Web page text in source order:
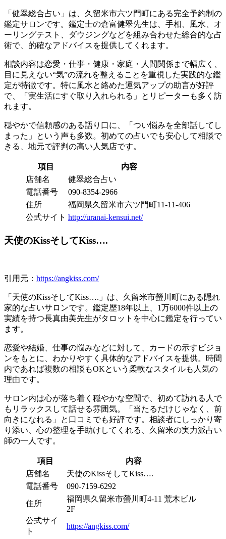
「健翠総合占い」は、久留米市六ツ門町にある完全予約制の
鑑定サロンです。鑑定士の倉富健翠先生は、手相、風水、オ
ーリングテスト、ダウジングなどを組み合わせた総合的な占
術で、的確なアドバイスを提供してくれます。
相談内容は恋愛・仕事・健康・家庭・人間関係まで幅広く、
目に見えない“気”の流れを整えることを重視した実践的な鑑
定が特徴です。特に風水と絡めた運気アップの助言が好評
で、「実生活にすぐ取り入れられる」とリピーターも多く訪
れます。
穏やかで信頼感のある語り口に、「つい悩みを全部話してし
まった」という声も多数。初めての占いでも安心して相談で
きる、地元で評判の高い人気店です。
項目
内容
店舗名
健翠総合占い
電話番号
090-8354-2966
住所
福岡県久留米市六ツ門町11-11-406
公式サイト http://uranai-kensui.net/
天使のKissそしてKiss….
引用元： https://angkiss.com/
「天使のKissそしてKiss….」は、久留米市螢川町にある隠れ
家的な占いサロンです。鑑定歴18年以上、1万6000件以上の
実績を持つ長真由美先生がタロットを中心に鑑定を行ってい
ます。
恋愛や結婚、仕事の悩みなどに対して、カードの示すビジョ
ンをもとに、わかりやすく具体的なアドバイスを提供。時間
内であれば複数の相談もOKという柔軟なスタイルも人気の
理由です。
サロン内は心が落ち着く穏やかな空間で、初めて訪れる人で
もリラックスして話せる雰囲気。「当たるだけじゃなく、前
向きになれる」と口コミでも好評です。相談者にしっかり寄
り添い、心の整理を手助けしてくれる、久留米の実力派占い
師の一人です。
項目
内容
店舗名
天使のKissそしてKiss….
電話番号
090-7159-6292
住所
福岡県久留米市螢川町4-11 荒木ビル
2F
公式サイ
ト
https://angkiss.com/